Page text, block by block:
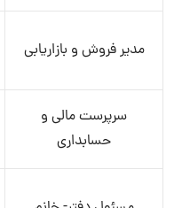
مدیر فروش و بازاریابی
سرپرست مالی و
حسابداری